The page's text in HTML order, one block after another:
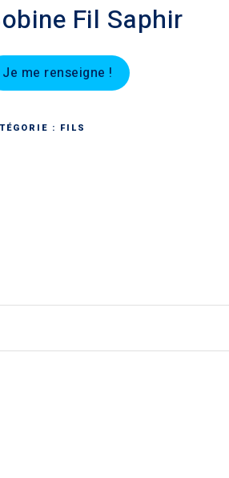
Fil Saphir
Je me renseigne !
: FILS